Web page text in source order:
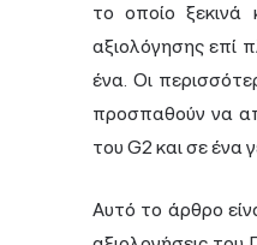
το οποίο ξεκινά
αξιολόγησης επί
ένα. Οι
προσπαθούν να
του G2 και σε ένα
Αυτό το άρθρο